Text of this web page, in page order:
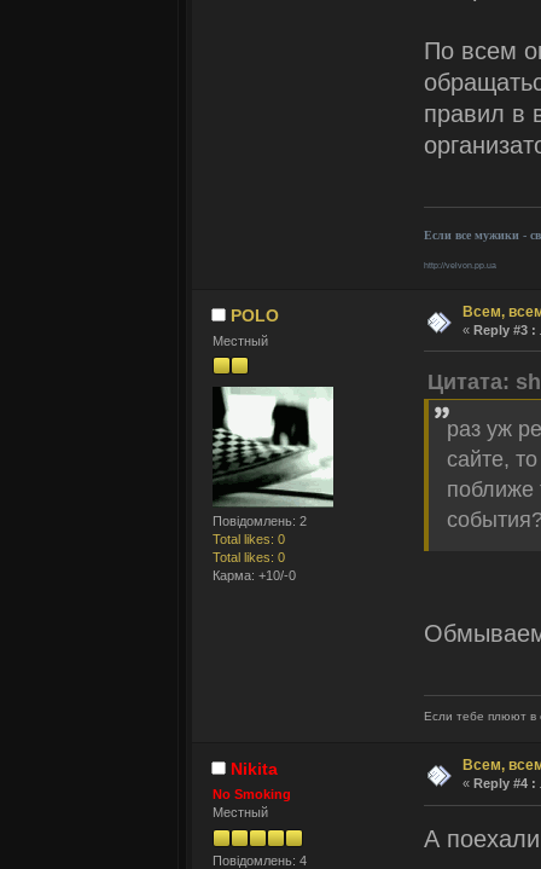
По всем
правил в
Если все мужики -
http://velvon.pp.ua
POLO
Местный
Повідомлень: 2
Total likes: 0
Total likes: 0
Карма: +10/-0
Всем,
« Reply #3 :
Цитата:
раз уж
сайте,
поближе
Если тебе плюют в
Nikita
No Smoking
Местный
Повідомлень: 4
Всем,
« Reply #4 :
А